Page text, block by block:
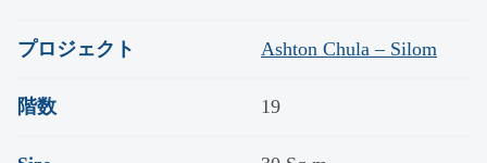
プロジェクト Ashton Chula – Silom
階数 19